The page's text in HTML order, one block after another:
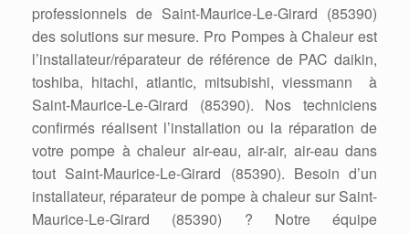
professionnels de Saint-Maurice-Le-Girard (85390)
des solutions sur mesure. Pro Pompes à Chaleur est
l’installateur/réparateur de référence de PAC daikin,
toshiba, hitachi, atlantic, mitsubishi, viessmann à
Saint-Maurice-Le-Girard (85390). Nos techniciens
confirmés réalisent l’installation ou la réparation de
votre pompe à chaleur air-eau, air-air, air-eau dans
tout Saint-Maurice-Le-Girard (85390). Besoin d’un
installateur, réparateur de pompe à chaleur sur Saint-
Maurice-Le-Girard (85390) ? Notre équipe